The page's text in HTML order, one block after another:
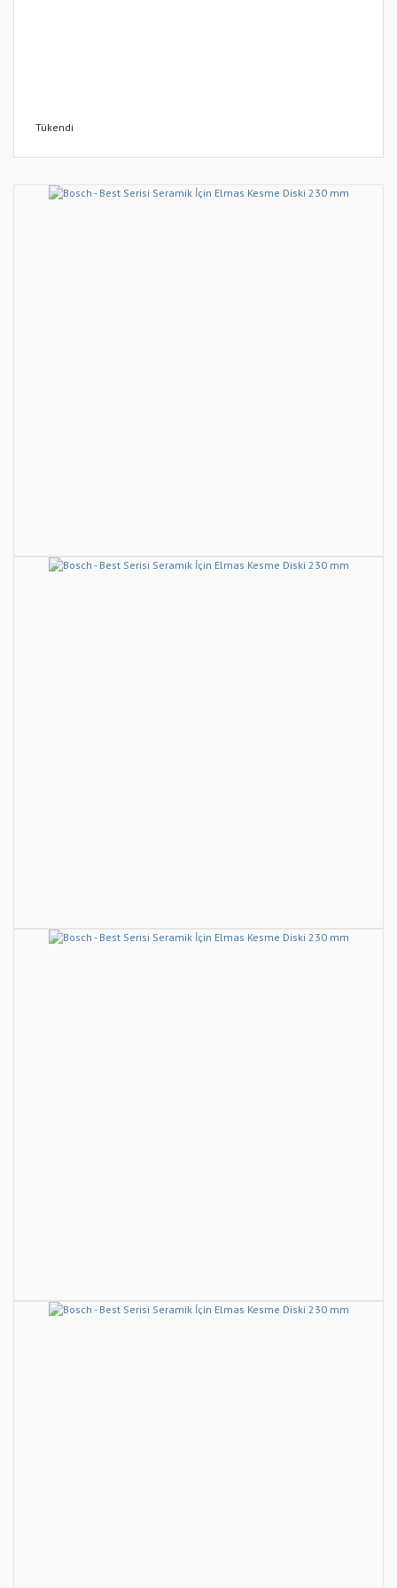
Tükendi